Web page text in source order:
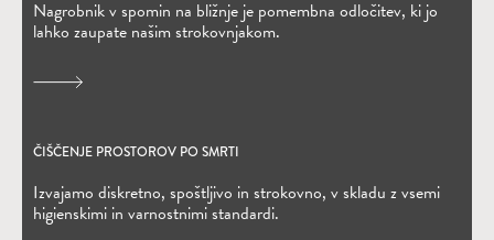
Nagrobnik v spomin na bližnje je pomembna odločitev, ki jo
lahko zaupate našim strokovnjakom.
ČIŠČENJE PROSTOROV PO SMRTI
Izvajamo diskretno, spoštljivo in strokovno, v skladu z vsemi
higienskimi in varnostnimi standardi.